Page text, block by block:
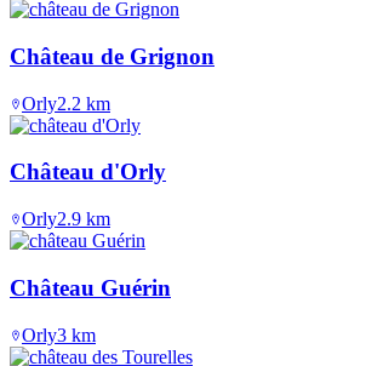
Château de Grignon
Orly2.2 km
Château d'Orly
Orly2.9 km
Château Guérin
Orly3 km